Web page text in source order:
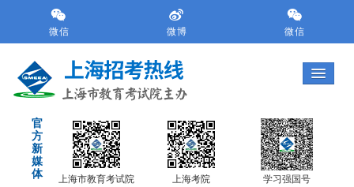
到
微信 微博 微信
官
方
新
媒
体
上海市教育考试院 上海考院 学习强国号